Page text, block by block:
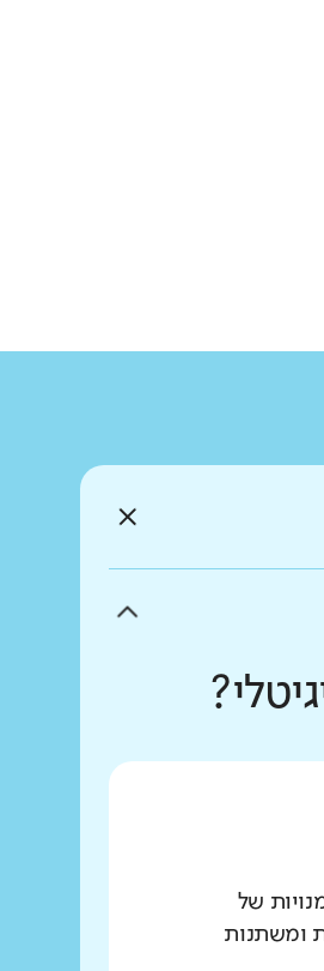
של
ומשתנות